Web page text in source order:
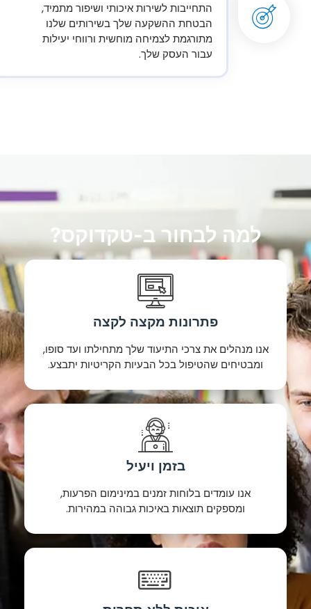
התחייבות לשירות איכותי ושיפור מתמיד,
הבטחת ההשקעה שלך בשירותים שלנו
מתורגמת לצמיחה מוחשית ורווחי יעילות
עבור העסק שלך.
למה לבחור ב-טקדוקס?
פתרונות מקצה לקצה
אנו מנהלים את צרכי התיעוד שלך מתחילתו ועד סופו,
ומבטיחים שהטיפול בכל הבעיות הקריטיות יתבצע.
בזמן ויעיל
אנו עומדים בלוחות זמנים במינימום הפרעות,
ומספקים תוצאות באיכות גבוהה במהירות.